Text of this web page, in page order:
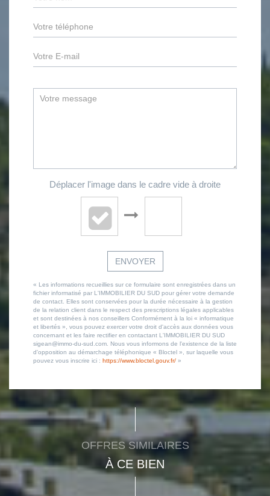
Déplacer l'image dans le cadre vide à droite
ENVOYER
« Les informations recueillies sur ce formulaire sont enregistrées dans un
fichier informatisé par L'IMMOBILIER DU SUD pour gérer votre demande
de contact. Elles sont conservées pour la durée nécessaire à la gestion
de la relation client dans le respect des prescriptions légales applicables
et sont destinées à nos conseillers Conformément à la loi « informatique
et libertés », vous pouvez exercer votre droit d'accès aux données vous
concernant et les faire rectifier en contactant L'IMMOBILIER DU SUD
sigean@immo-du-sud.com. Nous vous informons de l'existence de la liste
d'opposition au démarchage téléphonique « Bloctel », sur laquelle vous
pouvez vous inscrire ici : https://www.bloctel.gouv.fr/ »
OFFRES SIMILAIRES
À CE BIEN